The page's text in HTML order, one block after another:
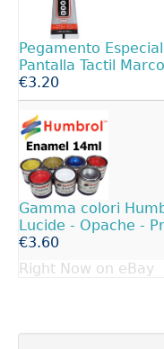
Pegamento
Pantalla Tactil
€3.20
Gamma colori
Lucide - Opache -
€3.60
Right Now on eBay